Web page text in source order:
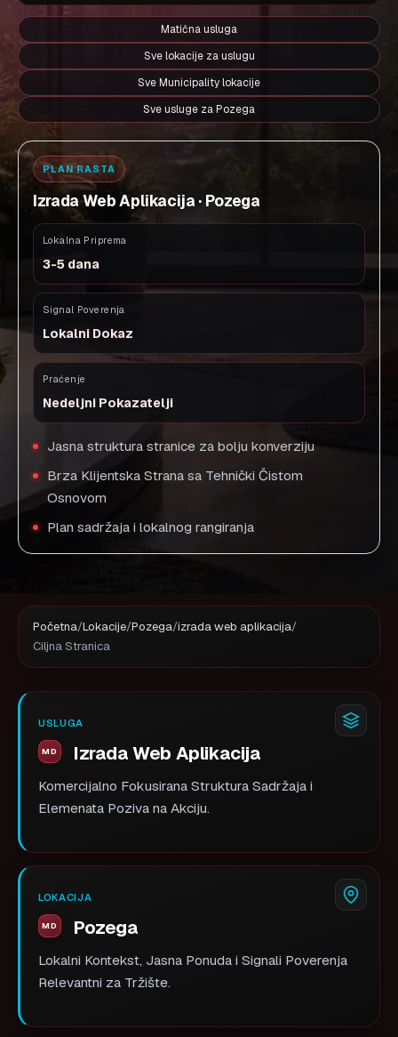
Matična usluga
Sve lokacije za uslugu
Sve Municipality lokacije
Sve usluge za Pozega
PLAN RASTA
Izrada Web Aplikacija · Pozega
Lokalna Priprema
3-5 dana
Signal Poverenja
Lokalni Dokaz
Praćenje
Nedeljni Pokazatelji
Jasna struktura stranice za bolju konverziju
Brza Klijentska Strana sa Tehnički Čistom
Osnovom
Plan sadržaja i lokalnog rangiranja
Početna/Lokacije/Pozega/izrada web aplikacija/
Ciljna Stranica
USLUGA
Izrada Web Aplikacija
Komercijalno Fokusirana Struktura Sadržaja i
Elemenata Poziva na Akciju.
LOKACIJA
Pozega
Lokalni Kontekst, Jasna Ponuda i Signali Poverenja
Relevantni za Tržište.